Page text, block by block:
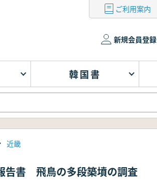
ご利用案内
新規会員登録
韓国書
近畿
告書 飛鳥の多段築墳の調査